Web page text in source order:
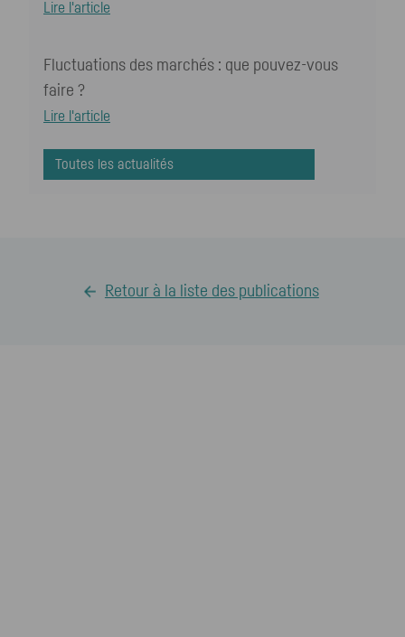
Lire l'article
Fluctuations des marchés : que pouvez-vous
faire ?
Lire l'article
Toutes les actualités
Retour à la liste des publications